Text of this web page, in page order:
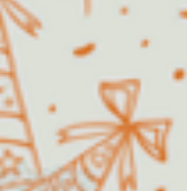
filhos pudesse
a nossa
a
aniversário